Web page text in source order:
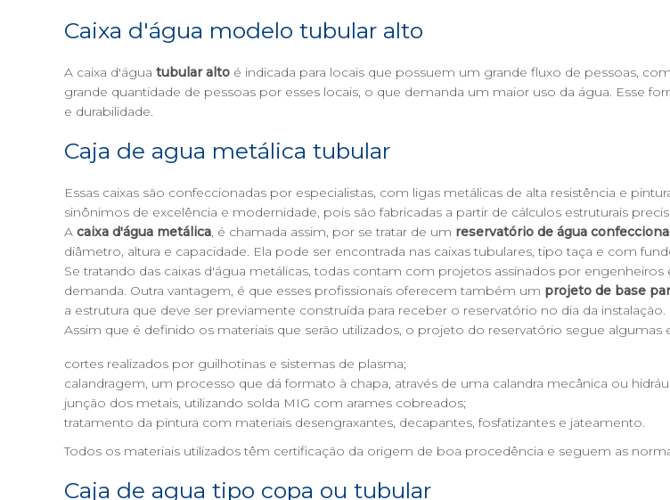
Caixa d'água modelo tubular alto
A caixa d'água tubular alto é indicada para locais que possuem um grande fluxo de pessoas,
grande quantidade de pessoas por esses locais, o que demanda um maior uso da água. Esse
e durabilidade.
Caja de agua metálica tubular
Essas caixas são confeccionadas por especialistas, com ligas metálicas de alta resistência e
sinônimos de excelência e modernidade, pois são fabricadas a partir de cálculos estruturais
A caixa d'água metálica, é chamada assim, por se tratar de um reservatório de água
diâmetro, altura e capacidade. Ela pode ser encontrada nas caixas tubulares, tipo taça e com
Se tratando das caixas d'água metálicas, todas contam com projetos assinados por
demanda. Outra vantagem, é que esses profissionais oferecem também um projeto de base
a estrutura que deve ser previamente construída para receber o reservatório no dia da instalação.
Assim que é definido os materiais que serão utilizados, o projeto do reservatório segue algumas
cortes realizados por guilhotinas e sistemas de plasma;
calandragem, um processo que dá formato à chapa, através de uma calandra mecânica ou
junção dos metais, utilizando solda MIG com arames cobreados;
tratamento da pintura com materiais desengraxantes, decapantes, fosfatizantes e jateamento.
Todos os materiais utilizados têm certificação da origem de boa procedência e seguem as
Caja de agua tipo copa ou tubular